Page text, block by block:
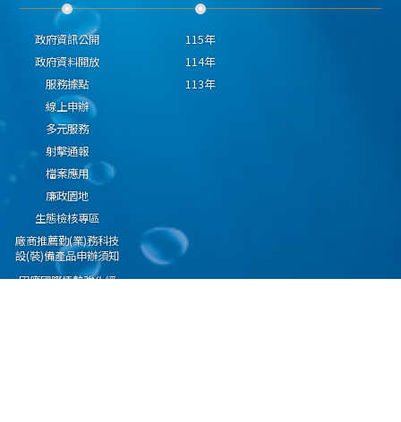
政府資訊公開
政府資料開放
服務據點
線上申辦
多元服務
射擊通報
檔案應用
廉政園地
生態檢核專區
廠商推薦勤(業)務科技
設(裝)備產品申辦須知
因應國際情勢強化經
115年
114年
113年